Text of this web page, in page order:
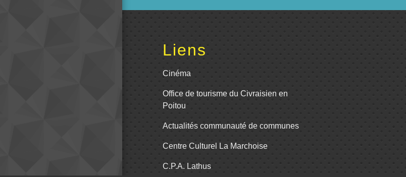
Liens
Cinéma
Office de tourisme du Civraisien en
Poitou
Actualités communauté de communes
Centre Culturel La Marchoise
C.P.A. Lathus